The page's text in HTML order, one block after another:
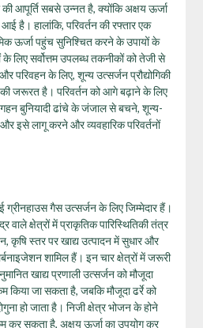
आपूर्ति सबसे उन्नत है, क्योंकि अक्षय ऊर्जा
है। हालांकि, परिवर्तन की रफ्तार एक
ऊर्जा पहुंच सुनिश्चित करने के उपायों के
लिए सर्वोत्तम उपलब्ध तकनीकों को तेजी से
परिवहन के लिए, शून्य उत्सर्जन प्रौद्योगिकी
जरूरत है। परिवर्तन को आगे बढ़ाने के लिए
गहन बुनियादी ढांचे के जंजाल से बचने, शून्य-
और इसे लागू करने और व्यवहारिक परिवर्तनों
ग्रीनहाउस गैस उत्सर्जन के लिए जिम्मेदार हैं।
वाले क्षेत्रों में प्राकृतिक पारिस्थितिकी तंत्र
कृषि स्तर पर खाद्य उत्पादन में सुधार और
शामिल हैं। इन चार क्षेत्रों में जरूरी
खाद्य प्रणाली उत्सर्जन को मौजूदा
जा सकता है, जबकि मौजूदा ढर्रे को
हो जाता है। निजी क्षेत्र भोजन के होने
कर सकता है, अक्षय ऊर्जा का उपयोग कर